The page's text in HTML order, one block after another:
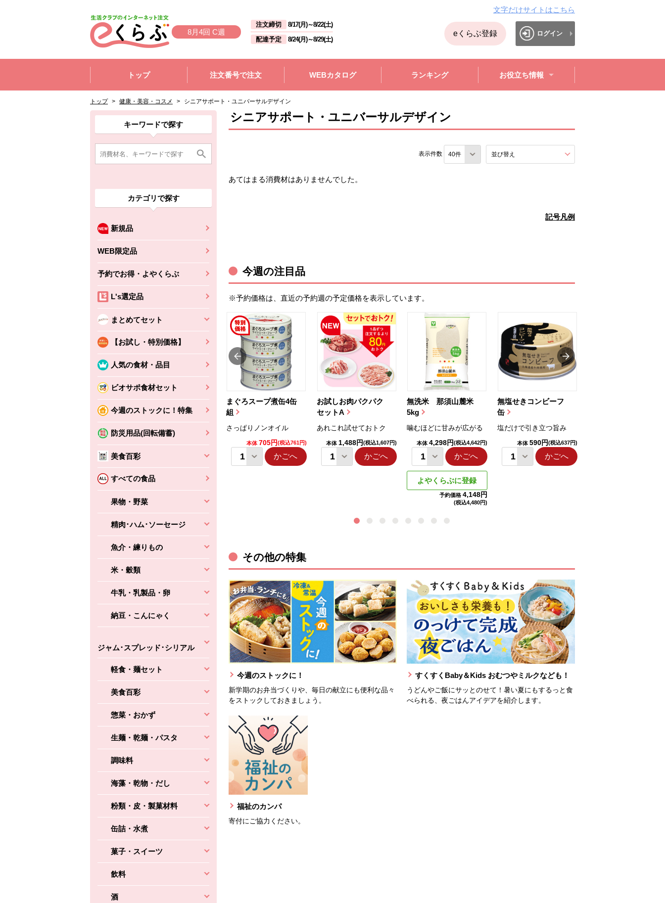
8月4回 C週
注文締切 8/17(月)～8/22(土)
配達予定
8/24(月)～8/29(土)
文字だけサイトはこちら
eくらぶ登録 ログイン
トップ
注文番号で注文 WEBカタログ ランキング お役立ち情報
トップ > 健康・美容・コスメ > シニアサポート・ユニバーサルデザイン
ここから消費材検索メニューです。
キーワードで探す
カテゴリで探す
新規品
WEB限定品
予約でお得・よやくらぶ
L's選定品
まとめてセット
【お試し・特別価格】
人気の食材・品目
ビオサポ食材セット
今週のストックに！特集
防災用品(回転備蓄)
美食百彩
すべての食品
果物・野菜
精肉･ハム･ソーセージ
魚介・練りもの
米・穀類
牛乳・乳製品・卵
納豆・こんにゃく
ジャム･スプレッド･シリアル
軽食・麺セット
美食百彩
惣菜・おかず
生麺・乾麺・パスタ
調味料
海藻・乾物・だし
粉類・皮・製菓材料
缶詰・水煮
菓子・スイーツ
飲料
酒
消費材検索メニューここまで。
ここから本文です。
ここから組合員向けメニューです。
組合員向けメニューここまで。
ここから本文です。 シニアサポート・ユニバーサルデザイン
表示件数 並び替え
あてはまる消費材はありませんでした。
記号凡例
今週の注目品
※予約価格は、直近の予約週の予定価格を表示しています。
まぐろスープ煮缶4缶
組
さっぱりノンオイル
本体 705円(税込761円)
かごへ
お試しお肉パクパク
セットA
あれこれ試せておトク
本体 1,488円(税込1,607円)
かごへ
無洗米 那須山麓米
5kg
噛むほどに甘みが広がる
本体 4,298円(税込4,642円)
かごへ
よやくらぶに登録
予約価格 4,148円
(税込4,480円)
無塩せきコンビーフ
缶
塩だけで引き立つ旨み
本体 590円(税込637円)
かごへ
ちょこっと揚げ（香
えびの風味がぶわっ！
かごへ
バルサミコ
本体2,160円 (税込2,333円)
かごへ
その他の特集
今週のストックに！
新学期のお弁当づくりや、毎日の献立にも便利な品々
をストックしておきましょう。
すくすくBaby＆Kids おむつやミルクなども！
うどんやご飯にサッとのせて！暑い夏にもするっと食
べられる、夜ごはんアイデアを紹介します。
福祉のカンパ
寄付にご協力ください。